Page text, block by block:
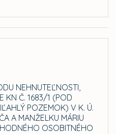
NEHNUTEĽNOSTI,
KN Č. 1683/1 (POD
POZEMOK) V K. Ú.
A MANŽELKU MÁRIU
OSOBITNÉHO